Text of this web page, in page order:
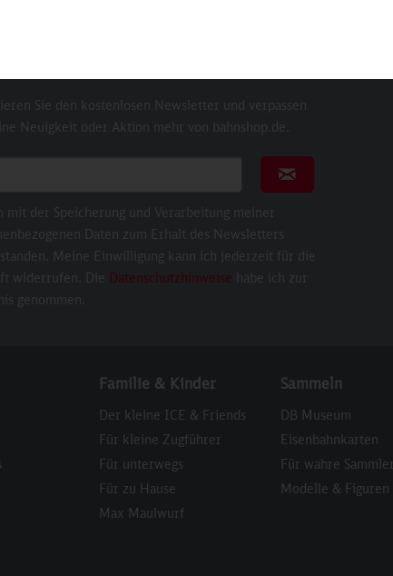
Sie den kostenlosen Newsletter und verpassen
Neuigkeit oder Aktion mehr von bahnshop.de.
Newsletter
mit der Speicherung und Verarbeitung meiner
Daten zum Erhalt des Newsletters
Meine Einwilligung kann ich jederzeit für die
widerrufen. Die Datenschutzhinweise habe ich zur
genommen.
Familie & Kinder
Der kleine ICE & Friends
Für kleine Zugführer
Für unterwegs
Für zu Hause
Max Maulwurf
Sammeln
DB Museum
Eisenbahnkarten
Für wahre Sammler
Modelle & Figuren